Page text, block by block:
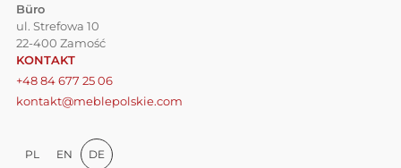
Büro
ul. Strefowa 10
22-400 Zamość
KONTAKT
+48 84 677 25 06
kontakt@meblepolskie.com
PL EN DE